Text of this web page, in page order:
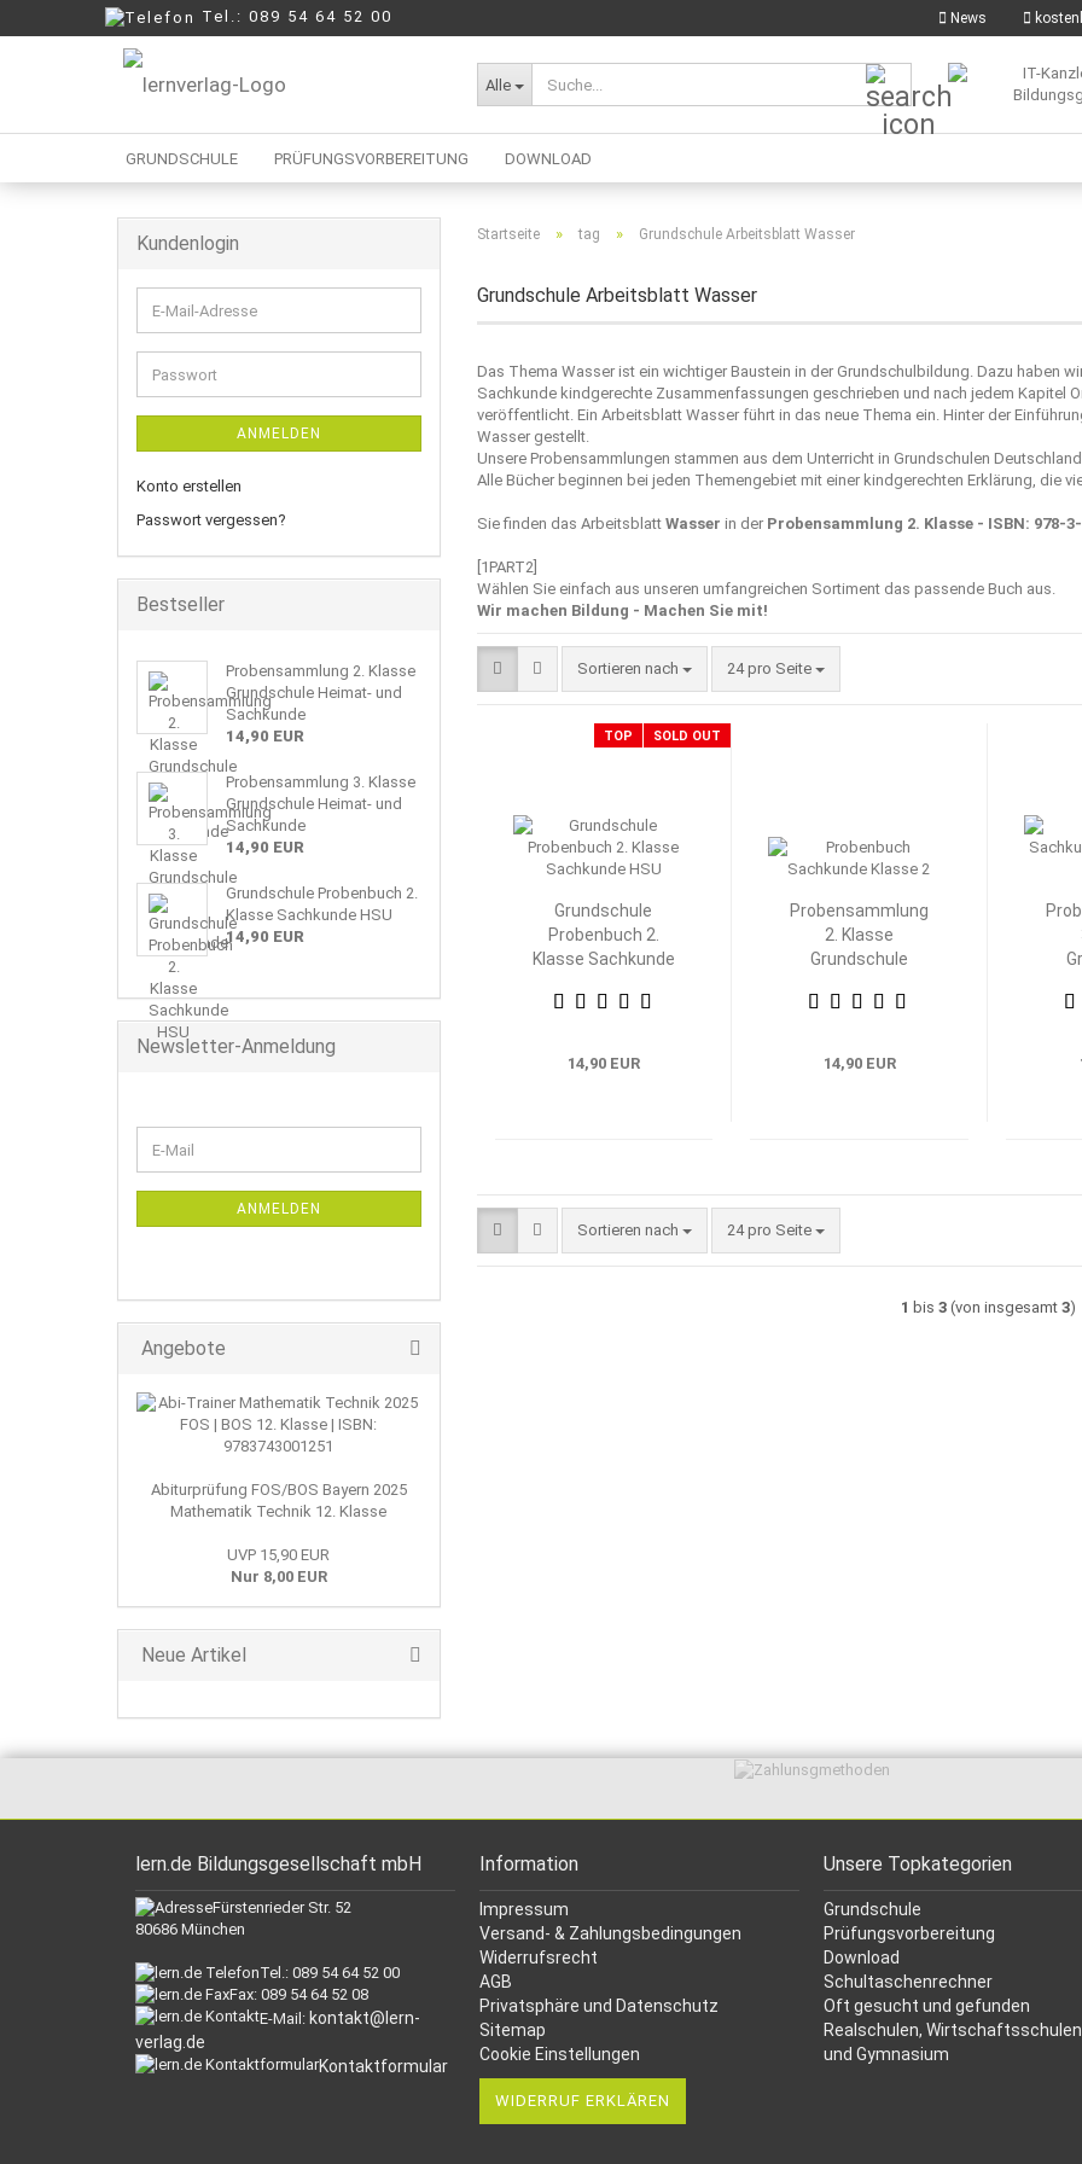
News
Tel.: 089 54 64 52 00
Alle
Suche...
GRUNDSCHULE PRÜFUNGSVORBEREITUNG
Mittelschule
DOWNLOAD
Startseite » tag » Grundschule Arbeitsblatt Wasser
Grundschule Arbeitsblatt Wasser
Das Thema Wasser ist ein wichtiger Baustein in der Grundschulbildung. Dazu haben
Sachkunde kindgerechte Zusammenfassungen geschrieben und nach jedem Kapitel
veröffentlicht. Ein Arbeitsblatt Wasser führt in das neue Thema ein. Hinter der
Wasser gestellt.
Unsere Probensammlungen stammen aus dem Unterricht in Grundschulen
Alle Bücher beginnen bei jeden Themengebiet mit einer kindgerechten Erklärung, die
Sie finden das Arbeitsblatt Wasser in der Probensammlung 2. Klasse - ISBN: 978-
[1PART2]
Wählen Sie einfach aus unseren umfangreichen Sortiment das passende Buch aus.
Wir machen Bildung - Machen Sie mit!
Sortieren nach
Sortieren nach 24 pro Seite
pro Seite
TOP SOLD OUT
Grundschule
Probenbuch 2.
Klasse Sachkunde
14,90 EUR
Probensammlung
2. Klasse
Grundschule
Sachkunde
14,90 EUR
Sortieren nach
Sortieren nach 24 pro Seite
pro Seite
1 bis 3(von insgesamt 3)
Kundenlogin
E-
Mail-
Adresse
Passwort
ANMELDEN
Konto erstellen
Passwort vergessen?
Bestseller
Probensammlung 2. Klasse
Grundschule Heimat- und
Sachkunde
14,90 EUR
Probensammlung 3. Klasse
Grundschule Heimat- und
Sachkunde
14,90 EUR
Grundschule Probenbuch 2.
Klasse Sachkunde HSU
14,90 EUR
Newsletter-Anmeldung
ZUR
E-
Mail
ANMELDEN
Angebote
Abiturprüfung FOS/BOS Bayern 2025
Mathematik Technik 12. Klasse
UVP 15,90 EUR
Nur 8,00 EUR
Neue Artikel
lern.de Bildungsgesellschaft mbH
Fürstenrieder Str. 52
80686 München
Tel.: 089 54 64 52 00
Fax: 089 54 64 52 08
E-Mail: kontakt@lern-
verlag.de
Kontaktformular
Information
Impressum
Versand- & Zahlungsbedingungen
Widerrufsrecht
AGB
Privatsphäre und Datenschutz
Sitemap
Cookie Einstellungen
WIDERRUF ERKLÄREN
Unsere Topkategorien
Grundschule
Prüfungsvorbereitung
Download
Schultaschenrechner
Oft gesucht und gefunden
Realschulen, Wirtschaftsschulen
und Gymnasium